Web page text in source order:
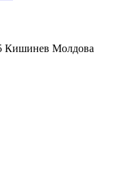
Кишинев Молдова